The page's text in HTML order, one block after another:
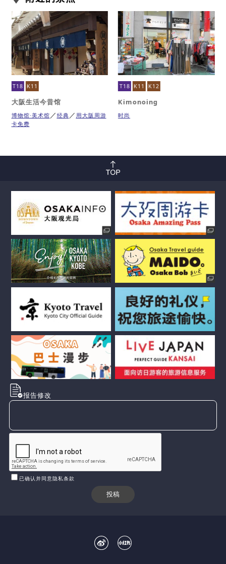
T18 K11
大阪生活今昔馆
博物馆·美术馆 经典
用大阪周游
卡免费
T18 K11 K12
Kimonoing
时尚
报告修改
已确认并同意隐私条款